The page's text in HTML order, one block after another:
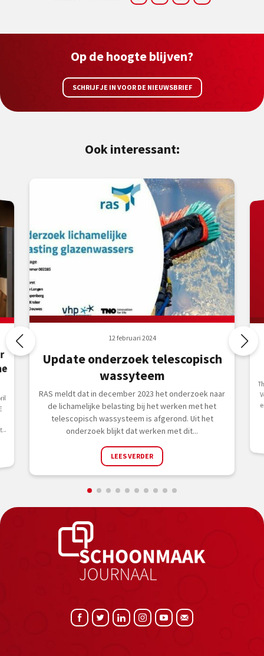
Op de hoogte blijven?
SCHRIJF JE IN VOOR DE NIEUWSBRIEF
Ook interessant:
12 februari 2024
Update onderzoek telescopisch
wassyteem
RAS meldt dat in december 2023 het onderzoek naar
de lichamelijke belasting bij het werken met het
telescopisch wassysteem is afgerond. Uit het
onderzoek blijkt dat werken met dit...
LEES VERDER